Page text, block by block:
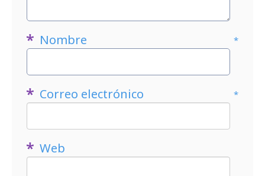
Nombre *
Correo electrónico *
Web